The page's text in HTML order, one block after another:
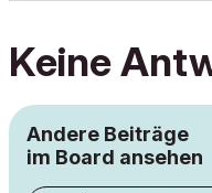
Keine
Andere Beiträge
im Board ansehen